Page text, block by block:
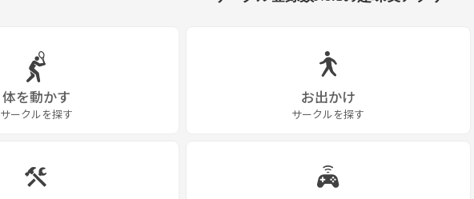
体を動かす
サークルを探す
お出かけ
サークルを探す